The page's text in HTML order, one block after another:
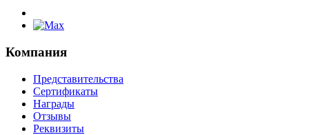
Компания
Представительства
Сертификаты
Награды
Отзывы
Реквизиты